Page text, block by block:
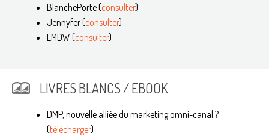
BlanchePorte (consulter)
Jennyfer (consulter)
LMDW (consulter)
LIVRES BLANCS / EBOOK
DMP, nouvelle alliée du marketing omni-canal ?
(télécharger)